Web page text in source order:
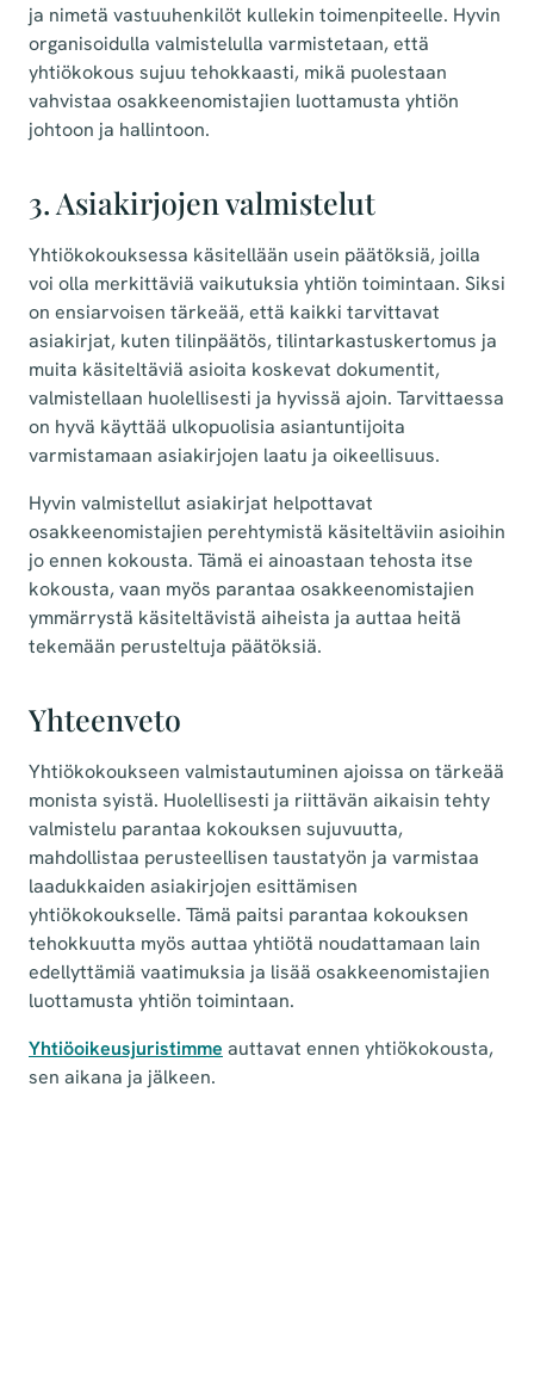
ja nimetä vastuuhenkilöt kullekin toimenpiteelle. Hyvin
organisoidulla valmistelulla varmistetaan, että
yhtiökokous sujuu tehokkaasti, mikä puolestaan
vahvistaa osakkeenomistajien luottamusta yhtiön
johtoon ja hallintoon.
3. Asiakirjojen valmistelut
Yhtiökokouksessa käsitellään usein päätöksiä, joilla
voi olla merkittäviä vaikutuksia yhtiön toimintaan. Siksi
on ensiarvoisen tärkeää, että kaikki tarvittavat
asiakirjat, kuten tilinpäätös, tilintarkastuskertomus ja
muita käsiteltäviä asioita koskevat dokumentit,
valmistellaan huolellisesti ja hyvissä ajoin. Tarvittaessa
on hyvä käyttää ulkopuolisia asiantuntijoita
varmistamaan asiakirjojen laatu ja oikeellisuus.
Hyvin valmistellut asiakirjat helpottavat
osakkeenomistajien perehtymistä käsiteltäviin asioihin
jo ennen kokousta. Tämä ei ainoastaan tehosta itse
kokousta, vaan myös parantaa osakkeenomistajien
ymmärrystä käsiteltävistä aiheista ja auttaa heitä
tekemään perusteltuja päätöksiä.
Yhteenveto
Yhtiökokoukseen valmistautuminen ajoissa on tärkeää
monista syistä. Huolellisesti ja riittävän aikaisin tehty
valmistelu parantaa kokouksen sujuvuutta,
mahdollistaa perusteellisen taustatyön ja varmistaa
laadukkaiden asiakirjojen esittämisen
yhtiökokoukselle. Tämä paitsi parantaa kokouksen
tehokkuutta myös auttaa yhtiötä noudattamaan lain
edellyttämiä vaatimuksia ja lisää osakkeenomistajien
luottamusta yhtiön toimintaan.
Yhtiöoikeusjuristimme auttavat ennen yhtiökokousta,
sen aikana ja jälkeen.